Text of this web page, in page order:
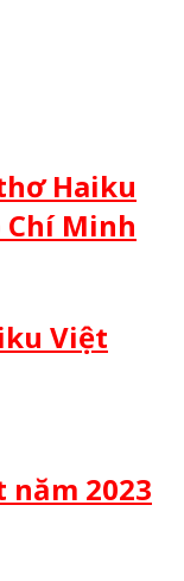
Haiku
Chí Minh
Việt
2023